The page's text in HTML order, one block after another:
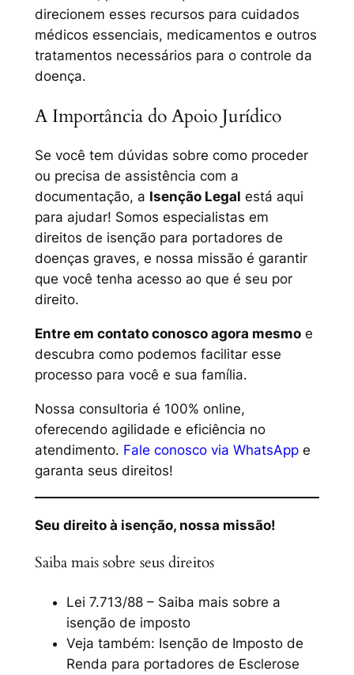
direcionem esses recursos para cuidados
médicos essenciais, medicamentos e outros
tratamentos necessários para o controle da
doença.
A Importância do Apoio Jurídico
Se você tem dúvidas sobre como proceder
ou precisa de assistência com a
documentação, a Isenção Legal está aqui
para ajudar! Somos especialistas em
direitos de isenção para portadores de
doenças graves, e nossa missão é garantir
que você tenha acesso ao que é seu por
direito.
Entre em contato conosco agora mesmoe
descubra como podemos facilitar esse
processo para você e sua família.
Nossa consultoria é 100% online,
oferecendo agilidade e eficiência no
atendimento. Fale conosco via WhatsApp e
garanta seus direitos!
Seu direito à isenção, nossa missão!
Saiba mais sobre seus direitos
Lei 7.713/88 – Saiba mais sobre a
isenção de imposto
Veja também: Isenção de Imposto de
Renda para portadores de Esclerose